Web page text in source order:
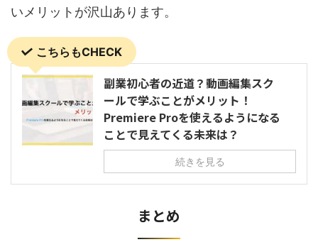
いメリットが沢山あります。
こちらもCHECK
副業初心者の近道？動画編集スク
ールで学ぶことがメリット！
Premiere Proを使えるようになる
ことで見えてくる未来は？
続きを見る
まとめ